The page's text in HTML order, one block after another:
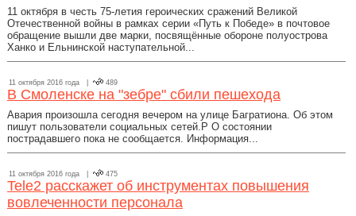
11 октября в честь 75-летия героических сражений Великой
Отечественной войны в рамках серии «Путь к Победе» в почтовое
обращение вышли две марки, посвящённые обороне полуострова
Ханко и Ельнинской наступательной...
11 октября 2016 года | 489
В Смоленске на "зебре" сбили пешехода
Авария произошла сегодня вечером на улице Багратиона. Об этом
пишут пользователи социальных сетей.P О состоянии
пострадавшего пока не сообщается. Информация...
11 октября 2016 года | 475
Tele2 расскажет об инструментах повышения
вовлеченности персонала